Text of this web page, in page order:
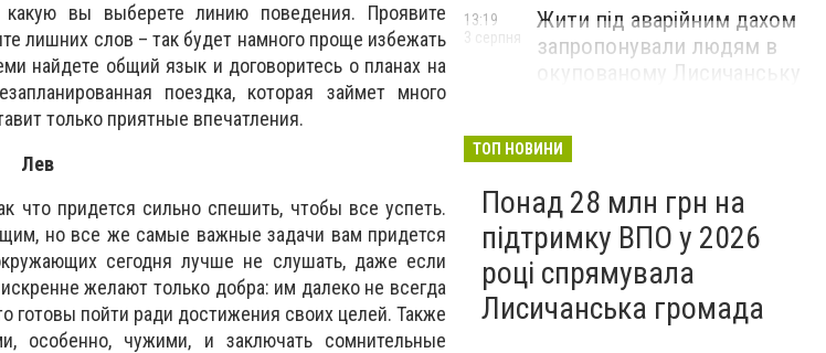
какую вы выберете линию поведения. Проявите
лишних слов – так будет намного проще избежать
найдете общий язык и договоритесь о планах на
поездка, которая займет много
только приятные впечатления.
Лев
что придется сильно спешить, чтобы все успеть.
но все же самые важные задачи вам придется
сегодня лучше не слушать, даже если
желают только добра: им далеко не всегда
готовы пойти ради достижения своих целей. Также
особенно, чужими, и заключать сомнительные
Жити під аварійним дахом
запропонували людям в
окупованому Лисичанську
13:19
3 серпня
ТОП НОВИНИ
Понад 28 млн грн на
підтримку ВПО у 2026
році спрямувала
Лисичанська громада